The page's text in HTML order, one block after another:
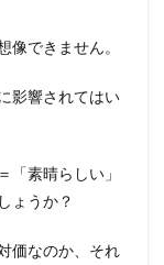
像できません。
影響されてはい
「素晴らしい」
ょうか？
価なのか、それ